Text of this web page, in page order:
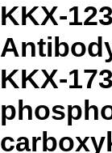
KKX-
KKX-